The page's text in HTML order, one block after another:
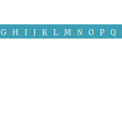
G H I J K L M N O P Q